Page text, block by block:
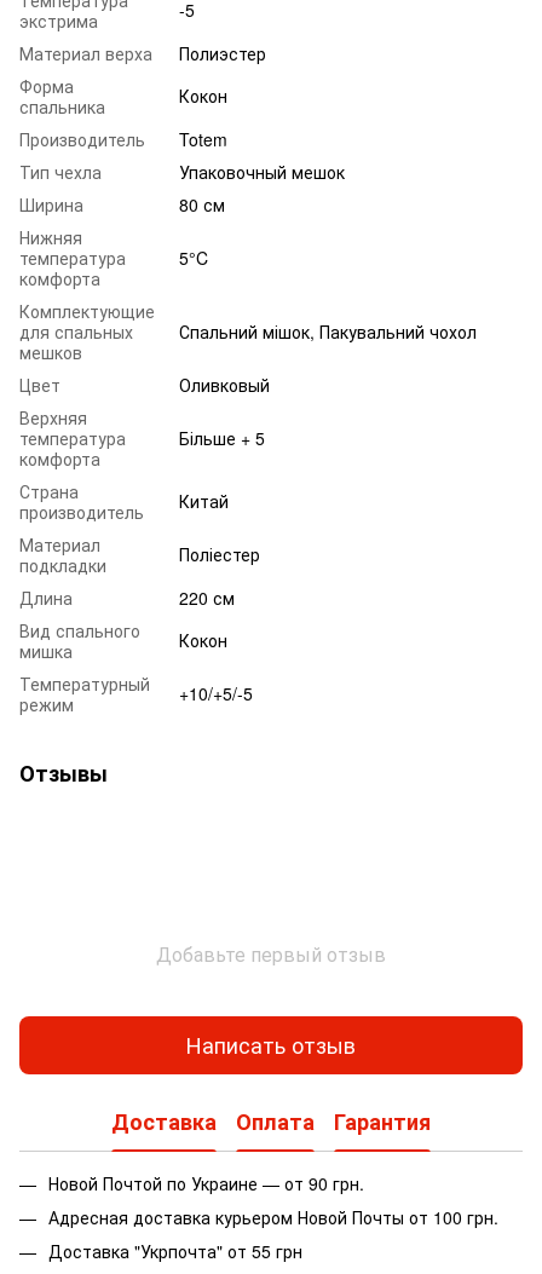
экстрима
-5
Материал верха
Полиэстер
Форма
спальника
Кокон
Производитель
Totem
Тип чехла
Упаковочный мешок
Ширина
80 см
Нижняя
температура
комфорта
5°C
Комплектующие
для спальных
мешков
Спальний мішок, Пакувальний чохол
Цвет
Оливковый
Верхняя
температура
комфорта
Більше + 5
Страна
производитель
Китай
Материал
подкладки
Поліестер
Длина
220 см
Вид спального
мишка
Кокон
Температурный
режим
+10/+5/-5
Отзывы
Добавьте первый отзыв
Написать отзыв
Доставка Оплата Гарантия
Новой Почтой по Украине — от 90 грн.
Адресная доставка курьером Новой Почты от 100 грн.
Доставка "Укрпочта" от 55 грн